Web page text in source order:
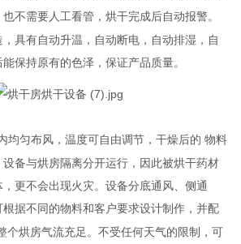
不需要人工看管，烘干完成后自动报警。
具有自动升温，自动断电，自动排湿，自
保持原有的色泽，保证产品质量。
均匀布风，温度可自由调节，干燥后的物料
备与烘房隔离分开运行，因此被烘干药材
更不会出现火灾。设备分底通风、侧通
根据不同的物料和客户要求设计制作，并配
个烘房气流充足。不受任何天气的限制，可